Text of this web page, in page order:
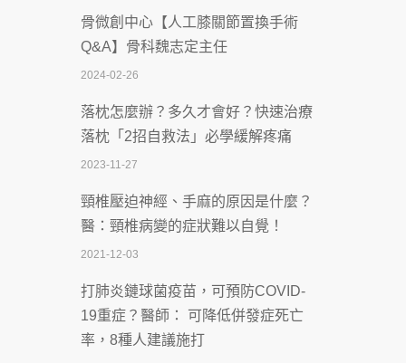
沒菸酒也瀕臨洗腎？65歲男靠「這習
慣」逆轉腎功能 醫揭3招救命
2026-07-08
體溫飆破41度！醫連收兩例中暑病例：
致死率達8成
2026-07-07
深耕萬華55年 西園醫院回顧發展歷程與
智慧 醫療布局
2026-07-06
【115年臺北市「防癌保衛戰：健康好禮
一手刮」】 宣導
2026-07-02
骨微創中心【人工膝關節置換手術
Q&A】骨科魏志定主任
2024-02-26
落枕怎麼辦？多久才會好？快速治療
落枕「2招自救法」必學緩解疼痛
2023-11-27
頸椎壓迫神經、手麻的原因是什麼？
醫：頸椎病變的症狀難以自覺！
2021-12-03
打肺炎鏈球菌疫苗，可預防COVID-
19重症？醫師： 可降低併發症死亡
率，8種人建議施打